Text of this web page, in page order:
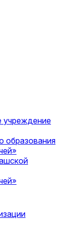
учреждение
образования